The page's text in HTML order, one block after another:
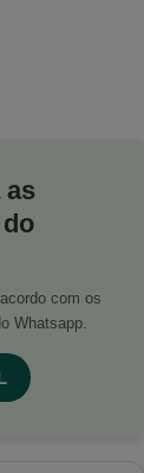
as
com os
Whatsapp.